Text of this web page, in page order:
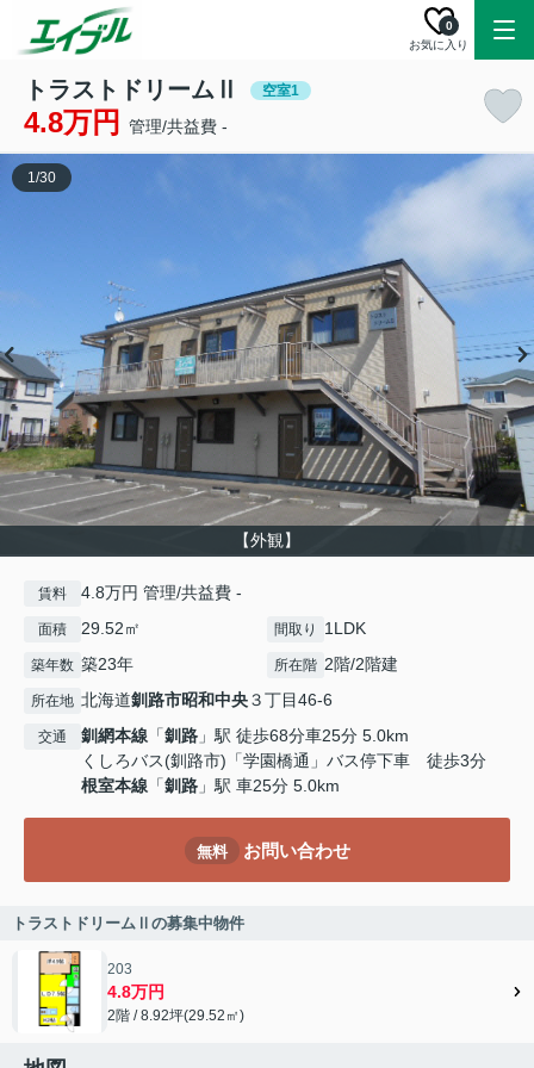
お気に入り
0
トラストドリームⅡ 空室1
4.8万円 管理/共益費 -
【外観】
1/30
賃料 4.8万円 管理/共益費 -
面積 29.52㎡ 間取り 1LDK
築年数 築23年 所在階 2階/2階建
所在地 北海道釧路市昭和中央３丁目46-6
交通 釧網本線 「釧路 」駅 徒歩68分車25分 5.0km
くしろバス(釧路市)「学園橋通」バス停下車 徒歩3分
根室本線 「釧路 」駅 車25分 5.0km
無料 お問い合わせ
トラストドリームⅡの募集中物件
203
4.8万円
2階 / 8.92坪(29.52㎡)